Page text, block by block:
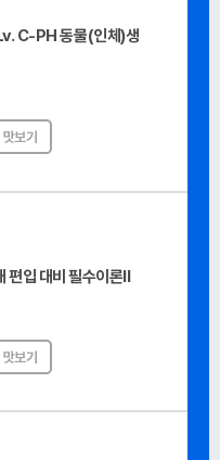
C-PH 동물(인체)생
맛보기
입 대비 필수이론Ⅱ
맛보기